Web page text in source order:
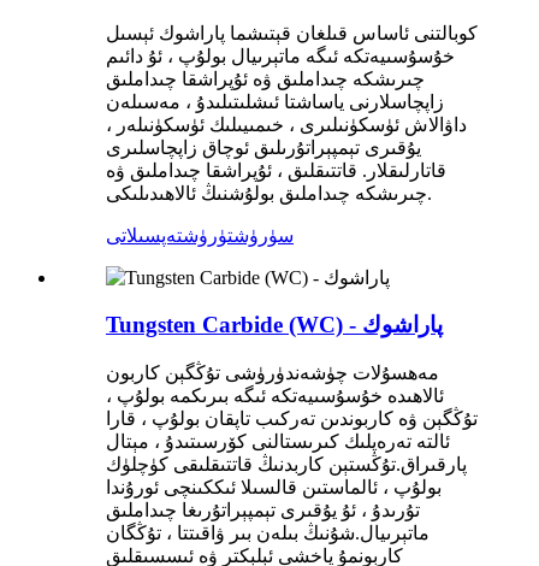
كوبالتنى ئاساس قىلغان قېتىشما پاراشوك ئېسىل
خۇسۇسىيەتكە ئىگە ماتېرىيال بولۇپ ، ئۇ دائىم
چىرىشكە چىداملىق ۋە ئۇپراشقا چىداملىق
زاپچاسلارنى ياساشتا ئىشلىتىلىدۇ ، مەسىلەن
داۋالاش ئۈسكۈنىلىرى ، خىمىيىلىك ئۈسكۈنىلەر ،
يۇقىرى تېمپېراتۇرىلىق ئوچاق زاپچاسلىرى
قاتارلىقلار. قاتتىقلىق ، ئۇپراشقا چىداملىق ۋە
چىرىشكە چىداملىق بولۇشنىڭ ئالاھىدىلىكى.
سۈرۈشتۈرۈشتەپسىلاتى
Tungsten Carbide (WC) - پاراشوك
مەھسۇلات چۈشەندۈرۈشى تۇڭگېن كاربون
ئالاھىدە خۇسۇسىيەتكە ئىگە بىرىكمە بولۇپ ،
تۇڭگېن ۋە كاربوندىن تەركىب تاپقان بولۇپ ، قارا
ئالتە تەرەپلىك كىرىستالنى كۆرسىتىدۇ ، مېتال
پارقىراق.تۇڭستېن كاربدنىڭ قاتتىقلىقى كۈچلۈك
بولۇپ ، ئالماستىن قالسىلا ئىككىنچى ئورۇندا
تۇرىدۇ ، ئۇ يۇقىرى تېمپېراتۇرىغا چىداملىق
ماتېرىيال.شۇنىڭ بىلەن بىر ۋاقىتتا ، تۇڭگان
كاربونمۇ ياخشى ئېلېكتر ۋە ئىسسىقلىق